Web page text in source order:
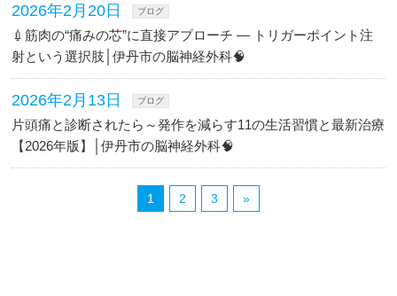
2026年2月20日 ブログ
💉筋肉の“痛みの芯”に直接アプローチ ― トリガーポイント注
射という選択肢│伊丹市の脳神経外科🧠
2026年2月13日 ブログ
片頭痛と診断されたら～発作を減らす11の生活習慣と最新治療
【2026年版】│伊丹市の脳神経外科🧠
1 2 3 »